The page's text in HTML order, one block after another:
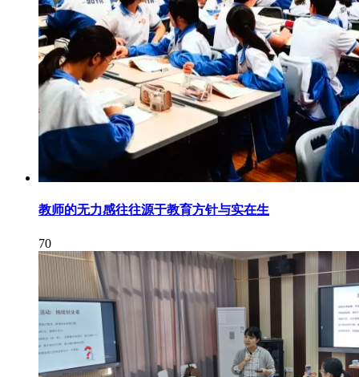
教师的无力感往往源于教育方针与实在生
70